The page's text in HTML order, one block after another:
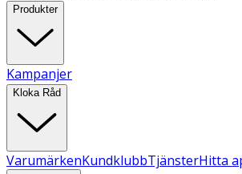
Produkter
Kampanjer
Kloka Råd
VarumärkenKundklubbTjänsterHitta